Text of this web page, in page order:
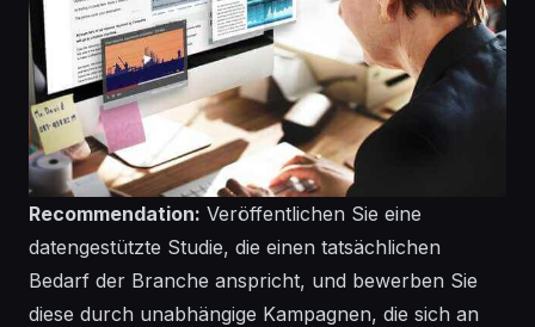
Recommendation: Veröffentlichen Sie eine
datengestützte Studie, die einen tatsächlichen
Bedarf der Branche anspricht, und bewerben Sie
diese durch unabhängige Kampagnen, die sich an